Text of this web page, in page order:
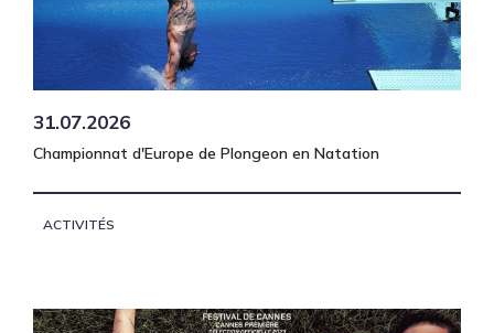
31.07.2026
Championnat d'Europe de Plongeon en Natation
ACTIVITÉS